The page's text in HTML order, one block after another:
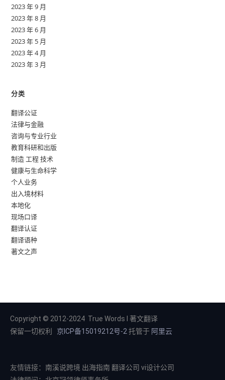
2023 年 9 月
2023 年 8 月
2023 年 6 月
2023 年 5 月
2023 年 4 月
2023 年 3 月
分类
翻译公证
法律与金融
咨询与专业行业
教育科研和出版
制造 工程 技术
健康与生命科学
个人业务
出入境材料
本地化
现场口译
翻译认证
翻译语种
著文之声
Copyright © 2012-2024 True Words I 著文翻译
保留一切权利
京ICP备15019212号-2 托管于 阿里云
友情链接： 南溪说跨境 出海指南 翻译公司 vi设计公司